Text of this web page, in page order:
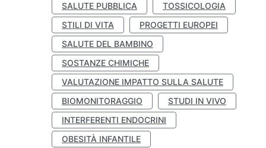
SALUTE PUBBLICA
TOSSICOLOGIA
STILI DI VITA
PROGETTI EUROPEI
SALUTE DEL BAMBINO
SOSTANZE CHIMICHE
VALUTAZIONE IMPATTO SULLA SALUTE
BIOMONITORAGGIO
STUDI IN VIVO
INTERFERENTI ENDOCRINI
OBESITÀ INFANTILE